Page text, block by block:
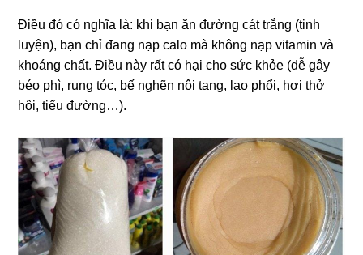
Điều đó có nghĩa là: khi bạn ăn đường cát trắng (tinh
luyện), bạn chỉ đang nạp calo mà không nạp vitamin và
khoáng chất. Điều này rất có hại cho sức khỏe (dễ gây
béo phì, rụng tóc, bế nghẽn nội tạng, lao phổi, hơi thở
hôi, tiểu đường…).